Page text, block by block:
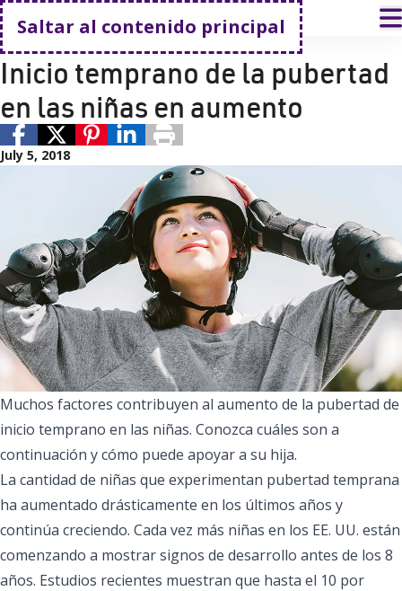
Saltar al contenido principal
Volver a casa
Salud de adolescentes
Inicio temprano de la pubertad
en las niñas en aumento
July 5, 2018
Muchos factores contribuyen al aumento de la pubertad de
inicio temprano en las niñas. Conozca cuáles son a
continuación y cómo puede apoyar a su hija.
La cantidad de niñas que experimentan pubertad temprana
ha aumentado drásticamente en los últimos años y
continúa creciendo. Cada vez más niñas en los EE. UU. están
comenzando a mostrar signos de desarrollo antes de los 8
años. Estudios recientes muestran que hasta el 10 por